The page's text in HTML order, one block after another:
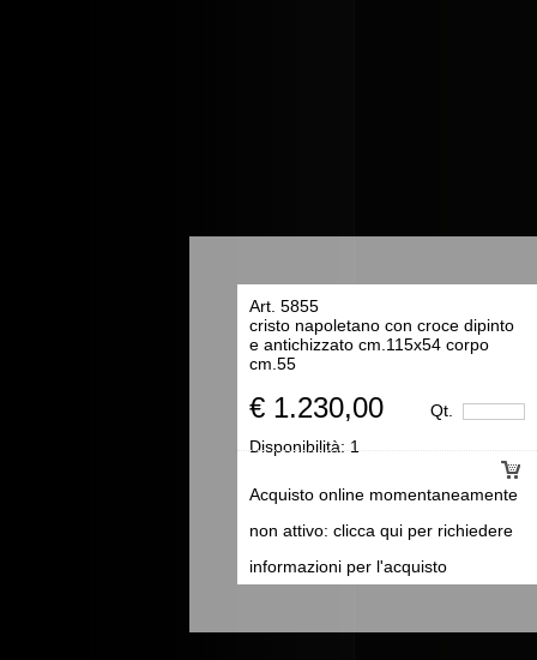
Art. 5855
cristo napoletano con croce dipinto
e antichizzato cm.115x54 corpo
cm.55
€ 1.230,00 Qt.
Acquisto online momentaneamente
non attivo: clicca qui per richiedere
informazioni per l'acquisto
Disponibilità:1